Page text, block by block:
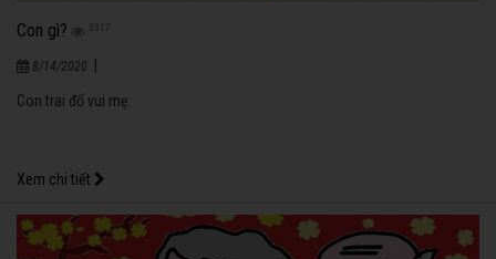
Con gì? 3317
8/14/2020 |
Con trai đố vui mẹ:
Xem chi tiết